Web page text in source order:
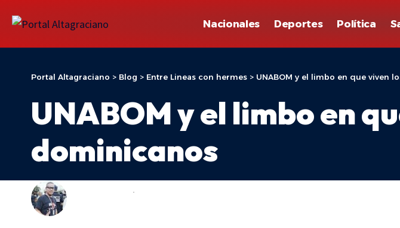
Nacionales Deportes Política
Portal Altagraciano > Blog > Entre Lineas con hermes > UNABOM y el limbo en que viven
UNABOM y el limbo en
dominicanos
LAST UPDATED: 10 DE FEBRERO DE 2026 16:38
ADONIS ARACHE